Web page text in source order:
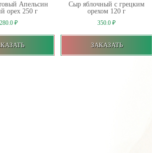
Апельсин
орех 250 г
280.0 ₽
Сыр яблочный с грецким
орехом 120 г
350.0₽
ЗАКАЗАТЬ